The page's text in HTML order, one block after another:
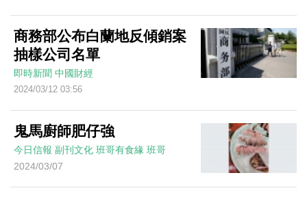
商務部公布白蘭地反傾銷案
抽樣公司名單
即時新聞 中國財經
2024/03/12 03:56
鬼馬廚師肥仔強
今日信報 副刊文化 班哥有食緣 班哥
2024/03/07